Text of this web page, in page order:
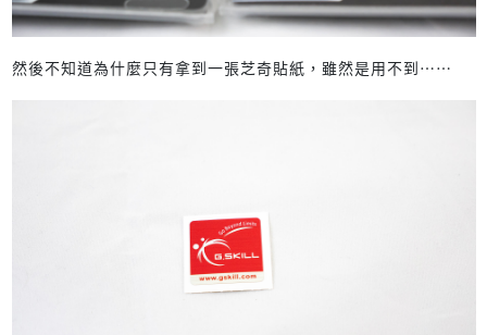
然後不知道為什麼只有拿到一張芝奇貼紙，雖然是用不到……